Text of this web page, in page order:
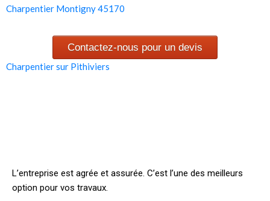
Charpentier Montigny 45170
Contactez-nous pour un devis
Charpentier sur Pithiviers
L’entreprise est agrée et assurée. C’est l’une des meilleurs
option pour vos travaux.